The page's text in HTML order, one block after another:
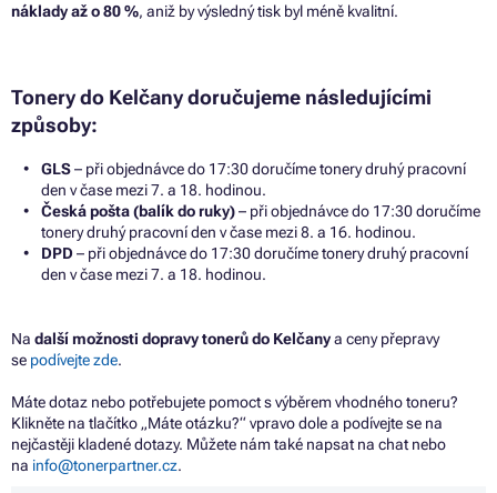
náklady až o 80 %, aniž by výsledný tisk byl méně kvalitní.
Tonery do Kelčany doručujeme následujícími
způsoby:
GLS– při objednávce do 17:30 doručíme tonery druhý pracovní
den v čase mezi 7. a 18. hodinou.
Česká pošta (balík do ruky)– při objednávce do 17:30 doručíme
tonery druhý pracovní den v čase mezi 8. a 16. hodinou.
DPD – při objednávce do 17:30 doručíme tonery druhý pracovní
den v čase mezi 7. a 18. hodinou.
Na další možnosti dopravy tonerů do Kelčanya ceny přepravy
se podívejte zde.
Máte dotaz nebo potřebujete pomoct s výběrem vhodného toneru?
Klikněte na tlačítko „Máte otázku?“ vpravo dole a podívejte se na
nejčastěji kladené dotazy. Můžete nám také napsat na chat nebo
na info@tonerpartner.cz.